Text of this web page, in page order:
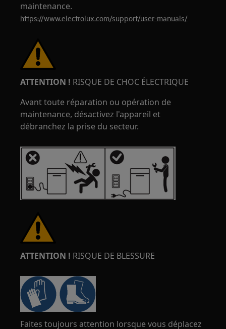
maintenance.
https://www.electrolux.com/support/user-manuals/
ATTENTION ! RISQUE DE CHOC ÉLECTRIQUE
Avant toute réparation ou opération de
maintenance, désactivez l'appareil et
débranchez la prise du secteur.
ATTENTION ! RISQUE DE BLESSURE
Faites toujours attention lorsque vous déplacez